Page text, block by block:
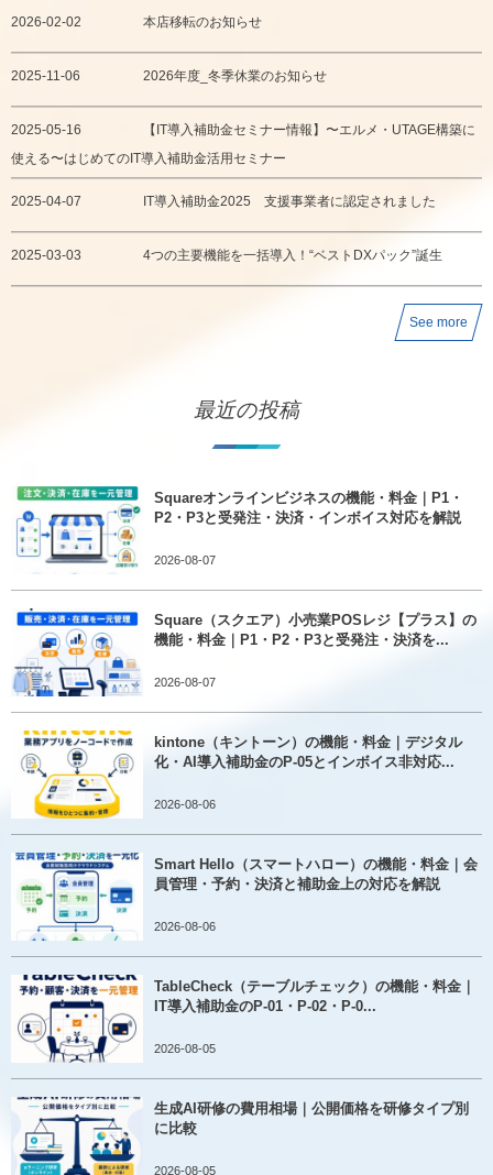
2026-02-02 本店移転のお知らせ
2025-11-06 2026年度_冬季休業のお知らせ
2025-05-16
【IT導入補助金セミナー情報】〜エルメ・UTAGE構築に
使える〜はじめてのIT導入補助金活用セミナー
2025-04-07 IT導入補助金2025 支援事業者に認定されました
2025-03-03 4つの主要機能を一括導入！“ベストDXパック”誕生
See more
最近の投稿
Squareオンラインビジネスの機能・料金｜P1・
P2・P3と受発注・決済・インボイス対応を解説
2026-08-07
Square（スクエア）小売業POSレジ【プラス】の
機能・料金｜P1・P2・P3と受発注・決済を...
2026-08-07
kintone（キントーン）の機能・料金｜デジタル
化・AI導入補助金のP-05とインボイス非対応...
2026-08-06
Smart Hello（スマートハロー）の機能・料金｜会
員管理・予約・決済と補助金上の対応を解説
2026-08-06
TableCheck（テーブルチェック）の機能・料金｜
IT導入補助金のP-01・P-02・P-0...
2026-08-05
生成AI研修の費用相場｜公開価格を研修タイプ別
に比較
2026-08-05